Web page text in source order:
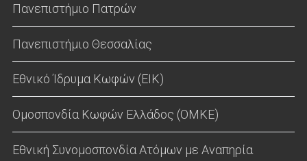
Πανεπιστήμιο Πατρών
Πανεπιστήμιο Θεσσαλίας
Εθνικό Ίδρυμα Κωφών (ΕΙΚ)
Ομοσπονδία Κωφών Ελλάδος (ΟΜΚΕ)
Εθνική Συνομοσπονδία Ατόμων με Αναπηρία